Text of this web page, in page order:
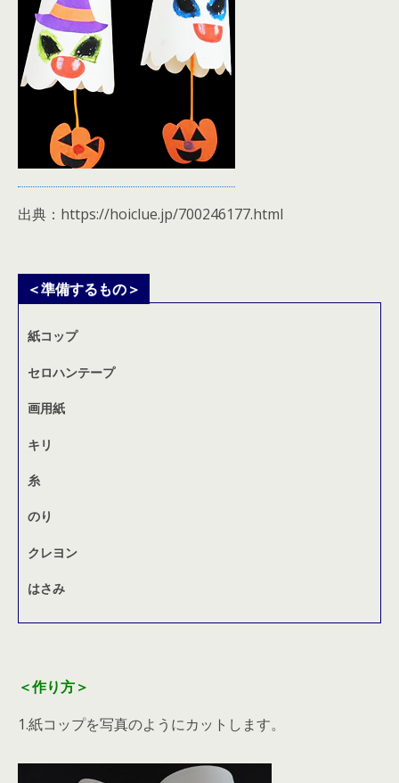
出典：https://hoiclue.jp/700246177.html
＜準備するもの＞
紙コップ
セロハンテープ
画用紙
キリ
糸
のり
クレヨン
はさみ
＜作り方＞
1.紙コップを写真のようにカットします。